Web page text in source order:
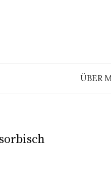
ÜBER
sorbisch